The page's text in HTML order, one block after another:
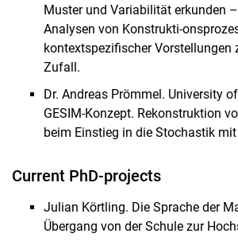
Muster und Variabilität erkunden
Analysen von Konstrukti-
kontextspezifischer Vorstellungen
Zufall.
Dr. Andreas Prömmel. University
GESIM-Konzept. Rekonstruktion
beim Einstieg in die Stochastik
Current PhD-projects
Julian Körtling. Die Sprache der
Übergang von der Schule zur